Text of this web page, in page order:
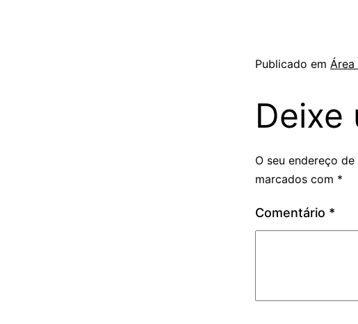
Publicado em Área
Deixe
O seu endereço
marcados com *
Comentário *